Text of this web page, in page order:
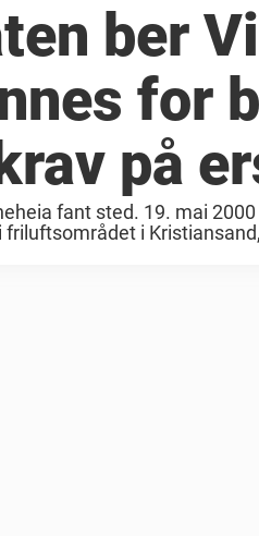
ber
for
på
fant sted. 19. mai
i